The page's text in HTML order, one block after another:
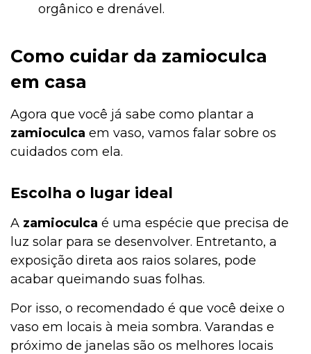
orgânico e drenável.
Como cuidar da zamioculca
em casa
Agora que você já sabe como plantar a
zamioculca em vaso, vamos falar sobre os
cuidados com ela.
Escolha o lugar ideal
A zamioculca é uma espécie que precisa de
luz solar para se desenvolver. Entretanto, a
exposição direta aos raios solares, pode
acabar queimando suas folhas.
Por isso, o recomendado é que você deixe o
vaso em locais à meia sombra. Varandas e
próximo de janelas são os melhores locais